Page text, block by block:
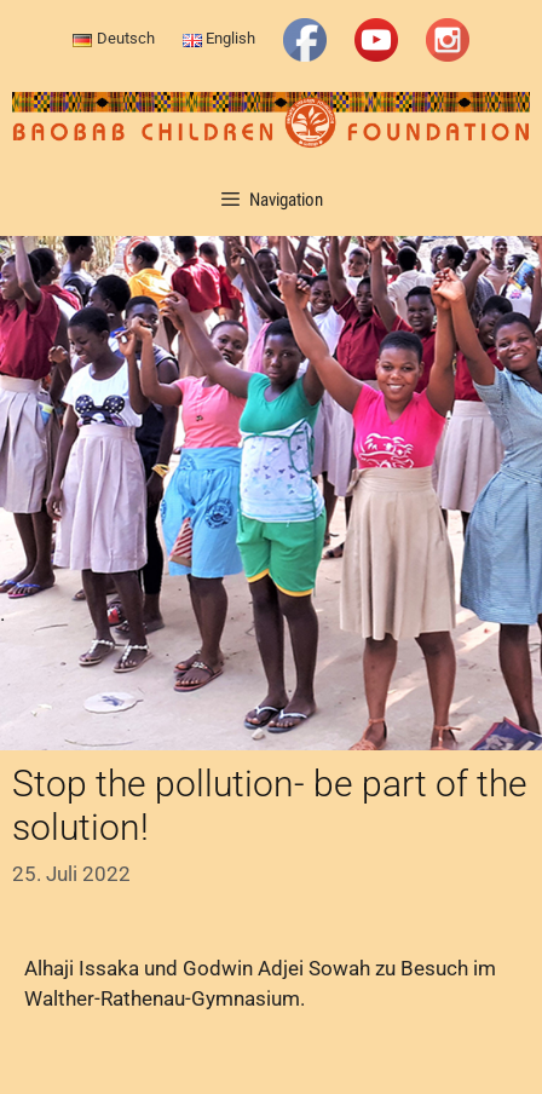
Deutsch English
Navigation
.
Stop the pollution- be part of the
solution!
25. Juli 2022
Alhaji Issaka und Godwin Adjei Sowah zu Besuch im
Walther-Rathenau-Gymnasium.